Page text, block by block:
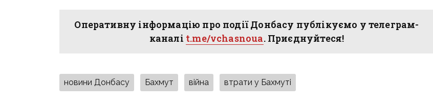
Оперативну інформацію про події Донбасу публікуємо у телеграм-
каналі t.me/vchasnoua. Приєднуйтеся!
новини Донбасу Бахмут війна втрати у Бахмуті